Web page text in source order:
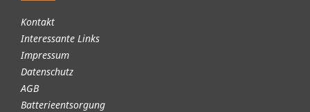
Kontakt
Interessante Links
Impressum
Datenschutz
AGB
Batterieentsorgung